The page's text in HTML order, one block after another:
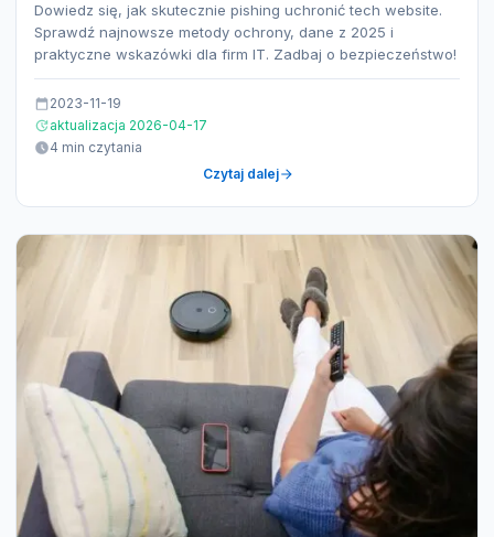
Dowiedz się, jak skutecznie pishing uchronić tech website.
Sprawdź najnowsze metody ochrony, dane z 2025 i
praktyczne wskazówki dla firm IT. Zadbaj o bezpieczeństwo!
2023-11-19
aktualizacja 2026-04-17
4 min czytania
Czytaj dalej